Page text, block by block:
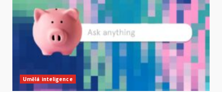
Umělá inteligence